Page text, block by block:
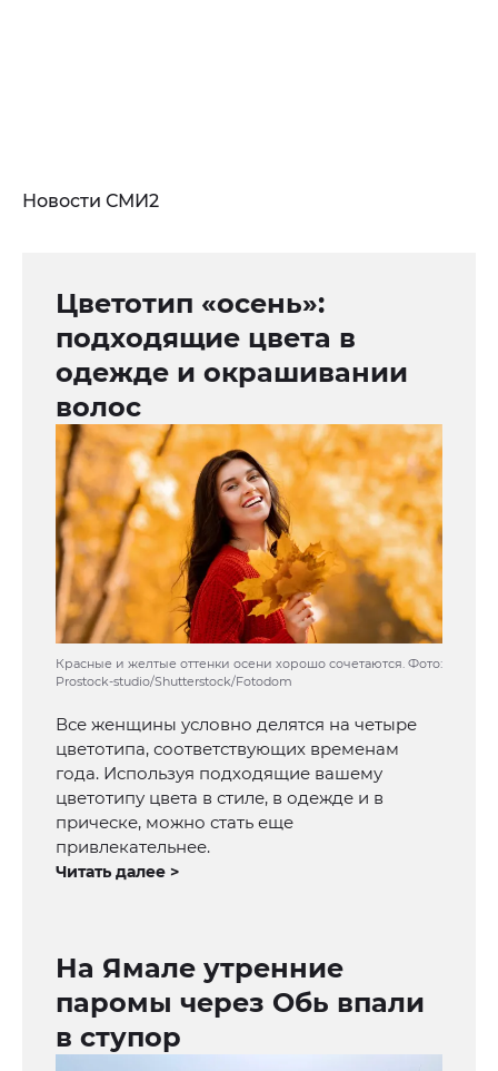
Новости СМИ2
Цветотип «осень»:
подходящие цвета в
одежде и окрашивании
волос
Красные и желтые оттенки осени хорошо сочетаются. Фото:
Prostock-studio/Shutterstock/Fotodom
Все женщины условно делятся на четыре
цветотипа, соответствующих временам
года. Используя подходящие вашему
цветотипу цвета в стиле, в одежде и в
прическе, можно стать еще
привлекательнее.
Читать далее >
На Ямале утренние
паромы через Обь впали
в ступор